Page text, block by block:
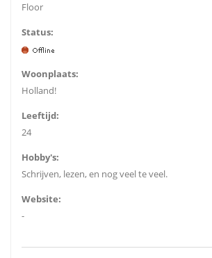
Floor
Status:
Woonplaats:
Holland!
Leeftijd:
24
Hobby's:
Schrijven, lezen, en nog veel te veel.
Website:
-